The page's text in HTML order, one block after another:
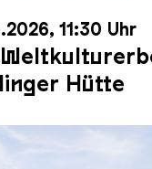
11:30 Uhr
Hütte